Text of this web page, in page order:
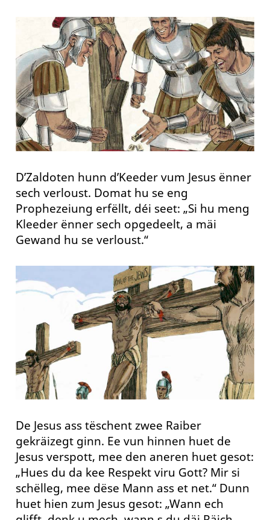
D’Zaldoten hunn d’Keeder vum Jesus ënner
sech verloust. Domat hu se eng
Prophezeiung erfëllt, déi seet: „Si hu meng
Kleeder ënner sech opgedeelt, a mäi
Gewand hu se verloust.“
De Jesus ass tëschent zwee Raiber
gekräizegt ginn. Ee vun hinnen huet de
Jesus verspott, mee den aneren huet gesot:
„Hues du da kee Respekt viru Gott? Mir si
schëlleg, mee dëse Mann ass et net.“ Dunn
huet hien zum Jesus gesot: „Wann ech